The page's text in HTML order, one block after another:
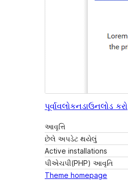
પૂર્વાવલોકનડાઉનલોડ કરો
આવૃત્તિ
છેલે અપડેટ થયેલું
Active installations
પીએચપી(PHP) આવૃતિ
Theme homepage